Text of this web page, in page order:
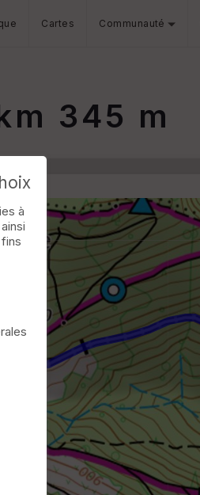
Cartes Communauté
345 m
à